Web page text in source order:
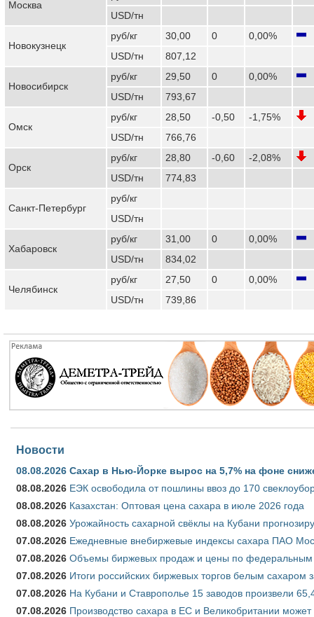
Москва
USD/тн
Новокузнецк
руб/кг 30,00 0
0,00%
USD/тн
807,12
Новосибирск
руб/кг 29,50 0
0,00%
USD/тн
793,67
Омск
руб/кг 28,50 -0,50
-1,75%
USD/тн
766,76
Орск
руб/кг 28,80 -0,60
-2,08%
USD/тн
774,83
Санкт-Петербург
руб/кг
USD/тн
Хабаровск
руб/кг 31,00 0
0,00%
USD/тн
834,02
Челябинск
руб/кг 27,50 0
0,00%
USD/тн
739,86
Новости
08.08.2026 Сахар в Нью-Йорке вырос на 5,7% на фоне
08.08.2026 ЕЭК освободила от пошлины ввоз до 170
08.08.2026 Казахстан: Оптовая цена сахара в июле 2026 года
08.08.2026 Урожайность сахарной свёклы на Кубани
07.08.2026 Ежедневные внебиржевые индексы сахара ПАО
07.08.2026 Объемы биржевых продаж и цены по федеральным
07.08.2026 Итоги российских биржевых торгов белым сахаром
07.08.2026 На Кубани и Ставрополье 15 заводов произвели
07.08.2026 Производство сахара в ЕС и Великобритании